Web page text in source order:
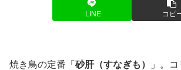
LINE コピ
焼き鳥の定番「 砂肝（すなぎも）
」。